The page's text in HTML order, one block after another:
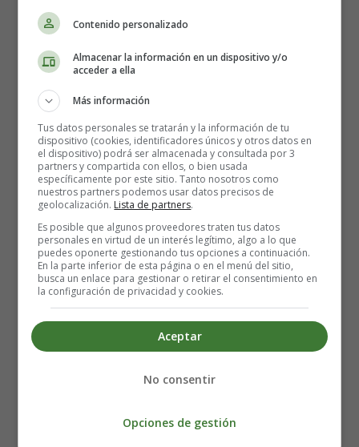
Lámina para imprimir y colorear de Navidad -
Calcetines de Navidad.
Para imprimir la lámina de colorear, es mejor guardarla
Contenido personalizado
Almacenar la información en un dispositivo y/o
acceder a ella
Más información
Tus datos personales se tratarán y la información de tu
dispositivo (cookies, identificadores únicos y otros datos en
el dispositivo) podrá ser almacenada y consultada por 3
partners y compartida con ellos, o bien usada
específicamente por este sitio. Tanto nosotros como
nuestros partners podemos usar datos precisos de
geolocalización. Lista de partners.
Es posible que algunos proveedores traten tus datos
personales en virtud de un interés legítimo, algo a lo que
puedes oponerte gestionando tus opciones a continuación.
En la parte inferior de esta página o en el menú del sitio,
busca un enlace para gestionar o retirar el consentimiento en
la configuración de privacidad y cookies.
Aceptar
No consentir
Opciones de gestión